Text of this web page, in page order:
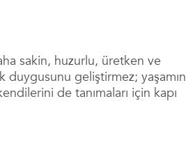
sakin, huzurlu, üretken ve
duygusunu geliştirmez; yaşamın
de tanımaları için kapı